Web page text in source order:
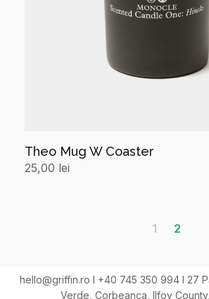
Theo Mug W Coaster
25,00 lei
1 2
hello@griffin.ro I +40 745 350 994 I 27
Verde, Corbeanca, Ilfov